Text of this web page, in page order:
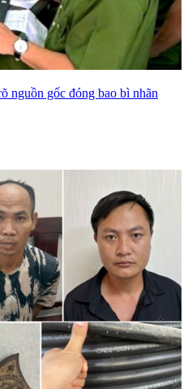
nguồn gốc đóng bao bì nhãn